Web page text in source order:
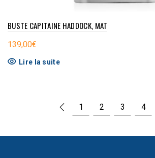
BUSTE CAPITAINE HADDOCK, MAT
139,00€
Lire la suite
1 2 3 4